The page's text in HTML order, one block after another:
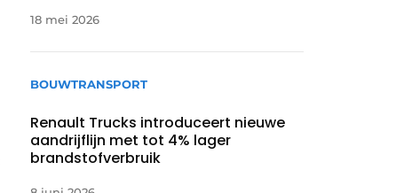
18 mei 2026
BOUWTRANSPORT
Renault Trucks introduceert nieuwe
aandrijflijn met tot 4% lager
brandstofverbruik